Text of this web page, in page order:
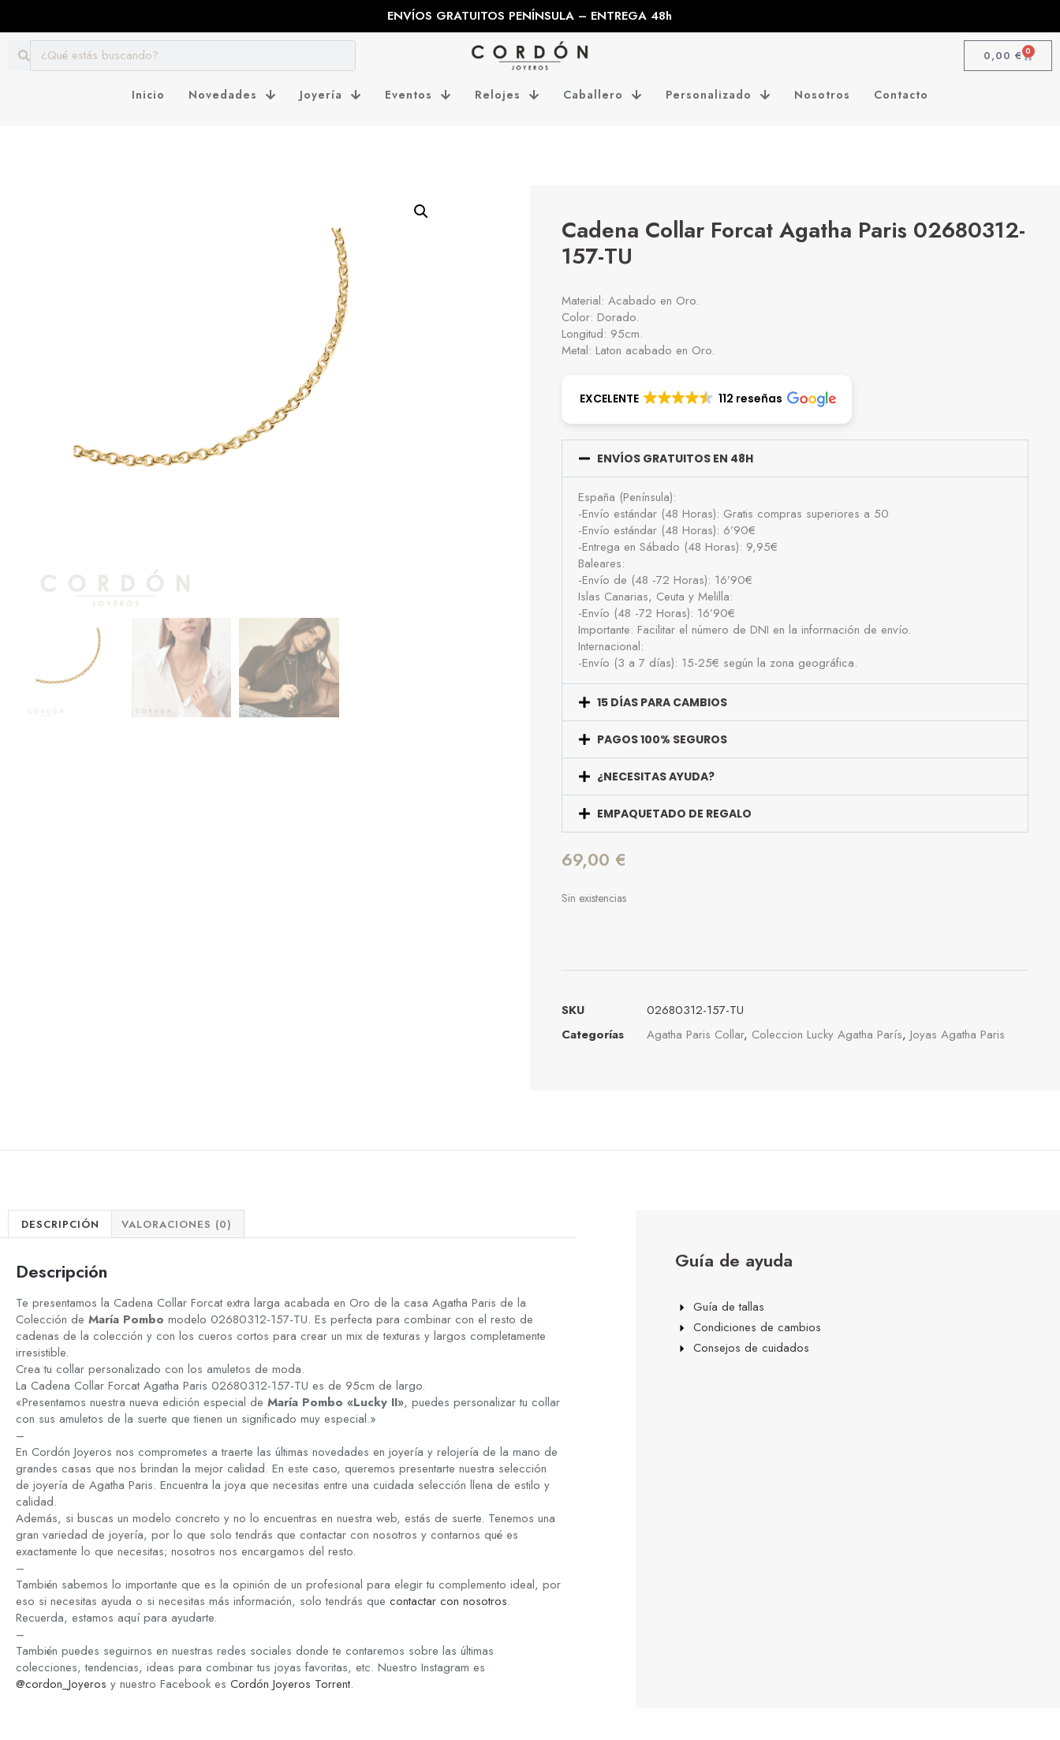
ENVÍOS GRATUITOS PENÍNSULA – ENTREGA 48h
0,00 € 0
Inicio Novedades Joyería Eventos Relojes Caballero Personalizado Nosotros Contacto
Cadena Collar Forcat Agatha Paris 02680312-
157-TU
Material: Acabado en Oro.
Color: Dorado.
Longitud: 95cm.
Metal: Laton acabado en Oro.
EXCELENTE 112 reseñas
ENVÍOS GRATUITOS EN 48H
España (Península):
-Envío estándar (48 Horas): Gratis compras superiores a 50
-Envío estándar (48 Horas): 6’90€
-Entrega en Sábado (48 Horas): 9,95€
Baleares:
-Envío de (48 -72 Horas): 16’90€
Islas Canarias, Ceuta y Melilla:
-Envío (48 -72 Horas): 16’90€
Importante: Facilitar el número de DNI en la información de envío.
Internacional:
-Envío (3 a 7 días): 15-25€ según la zona geográfica.
15 DÍAS PARA CAMBIOS
PAGOS 100% SEGUROS
¿NECESITAS AYUDA?
EMPAQUETADO DE REGALO
69,00 €
Sin existencias
SKU
02680312-157-TU
Categorías
Agatha Paris Collar, Coleccion Lucky Agatha París, Joyas Agatha Paris
DESCRIPCIÓN VALORACIONES (0)
Descripción
Te presentamos la Cadena Collar Forcat extra larga acabada en Oro de la casa Agatha Paris de la
Colección de María Pombo modelo 02680312-157-TU. Es perfecta para combinar con el resto de
cadenas de la colección y con los cueros cortos para crear un mix de texturas y largos completamente
irresistible.
Crea tu collar personalizado con los amuletos de moda.
La Cadena Collar Forcat Agatha Paris 02680312-157-TU es de 95cm de largo.
«Presentamos nuestra nueva edición especial de María Pombo «Lucky II», puedes personalizar tu collar
con sus amuletos de la suerte que tienen un significado muy especial.»
–
En Cordón Joyeros nos comprometes a traerte las últimas novedades en joyería y relojería de la mano de
grandes casas que nos brindan la mejor calidad. En este caso, queremos presentarte nuestra selección
de joyería de Agatha Paris. Encuentra la joya que necesitas entre una cuidada selección llena de estilo y
calidad.
Además, si buscas un modelo concreto y no lo encuentras en nuestra web, estás de suerte. Tenemos una
gran variedad de joyería, por lo que solo tendrás que contactar con nosotros y contarnos qué es
exactamente lo que necesitas; nosotros nos encargamos del resto.
–
También sabemos lo importante que es la opinión de un profesional para elegir tu complemento ideal, por
eso si necesitas ayuda o si necesitas más información, solo tendrás que contactar con nosotros.
Recuerda, estamos aquí para ayudarte.
–
También puedes seguirnos en nuestras redes sociales donde te contaremos sobre las últimas
colecciones, tendencias, ideas para combinar tus joyas favoritas, etc. Nuestro Instagram es
@cordon_Joyeros y nuestro Facebook es Cordón Joyeros Torrent.
Guía de ayuda
Guía de tallas
Condiciones de cambios
Consejos de cuidados